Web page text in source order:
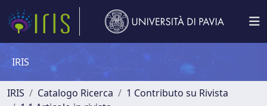
IRIS
IRIS Catalogo Ricerca
1 Contributo su Rivista